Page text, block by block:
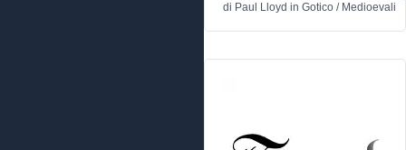
di Paul Lloyd in Gotico / Medioevali